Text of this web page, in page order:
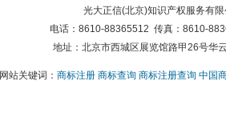
光大正信(北京)知识产权服务有
电话：8610-88365512 传真：8610-
地址：北京市西城区展览馆路甲26号
网站关键词： 商标注册 商标查询 商标注册查询 中国